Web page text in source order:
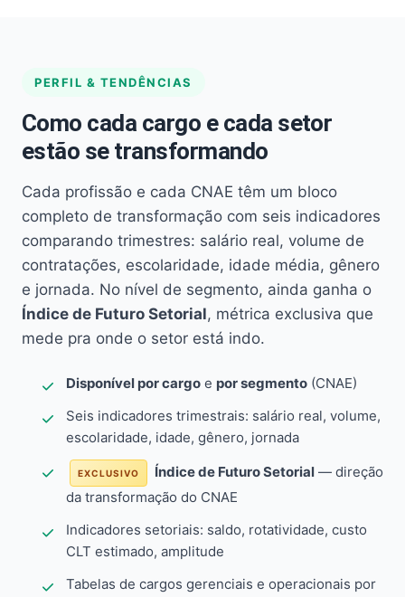
PERFIL & TENDÊNCIAS
Como cada cargo e cada setor
estão se transformando
Cada profissão e cada CNAE têm um bloco
completo de transformação com seis indicadores
comparando trimestres: salário real, volume de
contratações, escolaridade, idade média, gênero
e jornada. No nível de segmento, ainda ganha o
Índice de Futuro Setorial, métrica exclusiva que
mede pra onde o setor está indo.
Disponível por cargo e por segmento (CNAE)
Seis indicadores trimestrais: salário real, volume,
escolaridade, idade, gênero, jornada
EXCLUSIVO Índice de Futuro Setorial — direção
da transformação do CNAE
Indicadores setoriais: saldo, rotatividade, custo
CLT estimado, amplitude
Tabelas de cargos gerenciais e operacionais por